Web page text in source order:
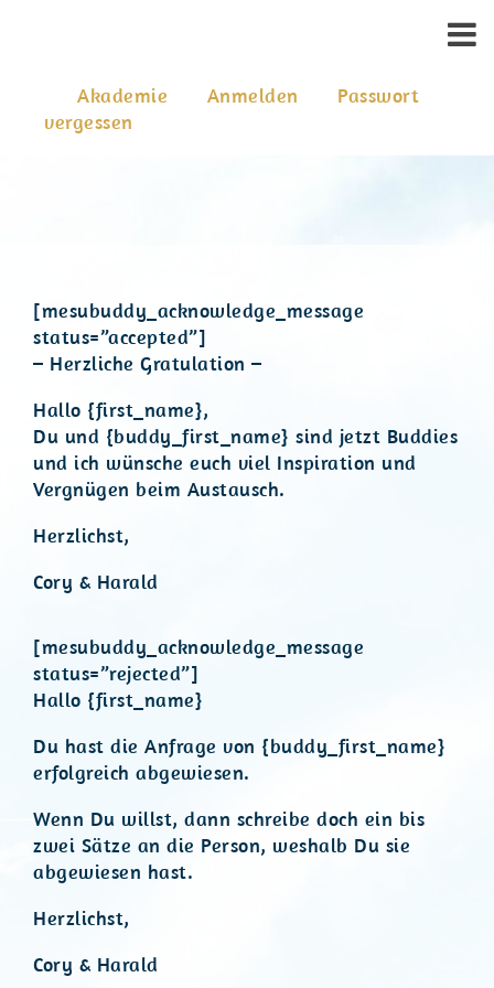
Akademie Anmelden
Passwort
vergessen
[mesubuddy_acknowledge_message
status=”accepted”]
– Herzliche Gratulation –
Hallo {first_name},
Du und {buddy_first_name} sind jetzt Buddies
und ich wünsche euch viel Inspiration und
Vergnügen beim Austausch.
Herzlichst,
Cory & Harald
[mesubuddy_acknowledge_message
status=”rejected”]
Hallo {first_name}
Du hast die Anfrage von {buddy_first_name}
erfolgreich abgewiesen.
Wenn Du willst, dann schreibe doch ein bis
zwei Sätze an die Person, weshalb Du sie
abgewiesen hast.
Herzlichst,
Cory & Harald